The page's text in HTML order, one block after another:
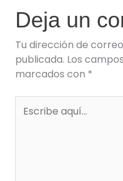
Deja un
Tu dirección de
publicada. Los
marcados con *
aquí...